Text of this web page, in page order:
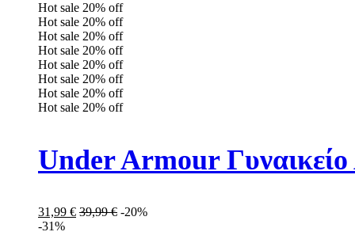
Hot sale 20% off
Hot sale 20% off
Hot sale 20% off
Hot sale 20% off
Hot sale 20% off
Hot sale 20% off
Hot sale 20% off
Hot sale 20% off
Under Armour
31,99 € 39,99€ -20%
-31%